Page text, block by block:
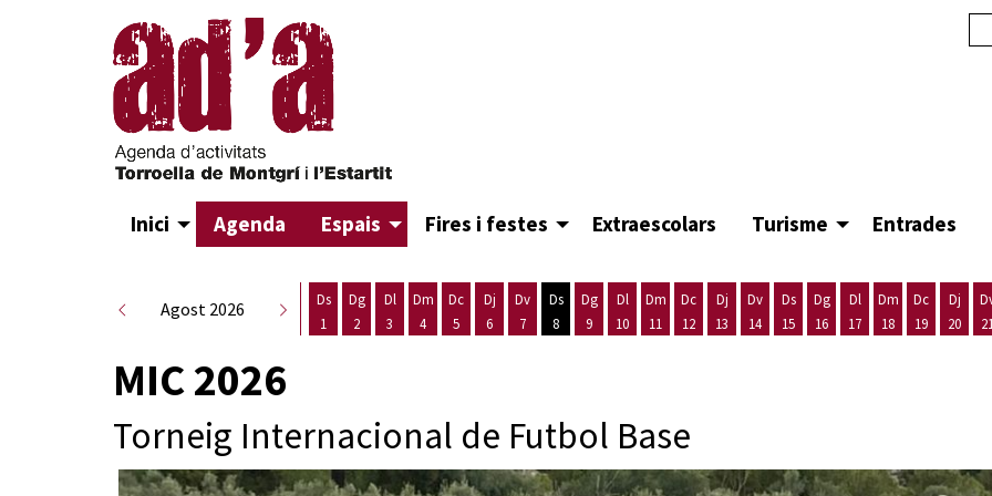
Inici Agenda Espais Fires i festes Extraescolars Turisme Entrades
Agost 2026
Ds
1
Dg
2
Dl
3
Dm
4
Dc
5
Dj
6
Dv
7
Ds
8
Dg
9
Dl
10
Dm
11
Dc
12
Dj
13
Dv
14
Ds
15
Dg
16
Dl
17
Dm
18
Dc
19
Dj
20
MIC 2026
Torneig Internacional de Futbol Base